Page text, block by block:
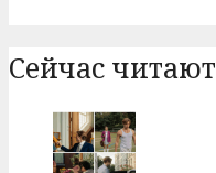
Сейчас читают